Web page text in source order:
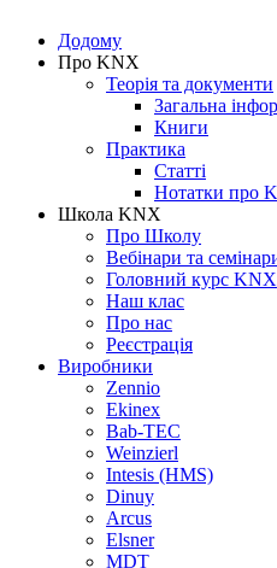
Додому
Про KNX
Теорія та документи
Загальна
Книги
Практика
Статті
Нотатки про
Школа KNX
Про Школу
Вебінари та
Головний курс KNX
Наш клас
Про нас
Реєстрація
Виробники
Zennio
Ekinex
Bab-TEC
Weinzierl
Intesis (HMS)
Dinuy
Arcus
Elsner
MDT